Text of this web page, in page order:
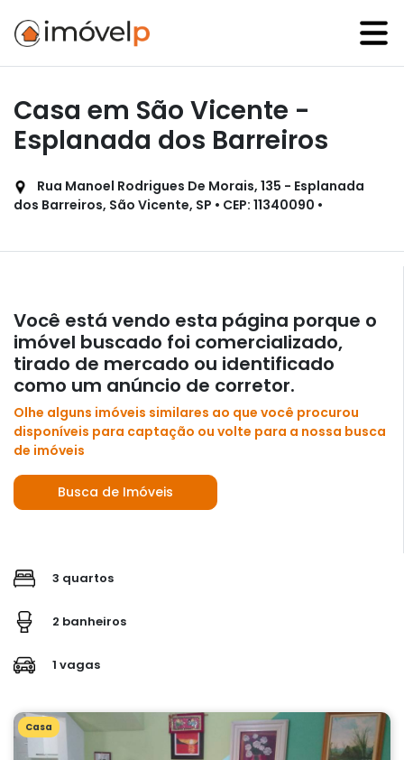
Casa em São Vicente -
Esplanada dos Barreiros
Rua Manoel Rodrigues De Morais, 135 - Esplanada
dos Barreiros, São Vicente, SP • CEP: 11340090 •
Você está vendo esta página porque o
imóvel buscado foi comercializado,
tirado de mercado ou identificado
como um anúncio de corretor.
Olhe alguns imóveis similares ao que você procurou
disponíveis para captação ou volte para a nossa busca
de imóveis
Busca de Imóveis
3 quartos
2 banheiros
1 vagas
Casa